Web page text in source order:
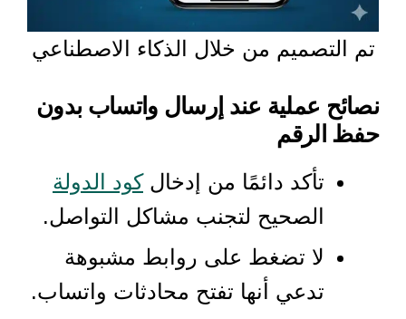
تم التصميم من خلال الذكاء الاصطناعي
نصائح عملية عند إرسال واتساب بدون
حفظ الرقم
تأكد دائمًا من إدخالكود الدولة
الصحيح لتجنب مشاكل التواصل.
لا تضغط على روابط مشبوهة
تدعي أنها تفتح محادثات واتساب.